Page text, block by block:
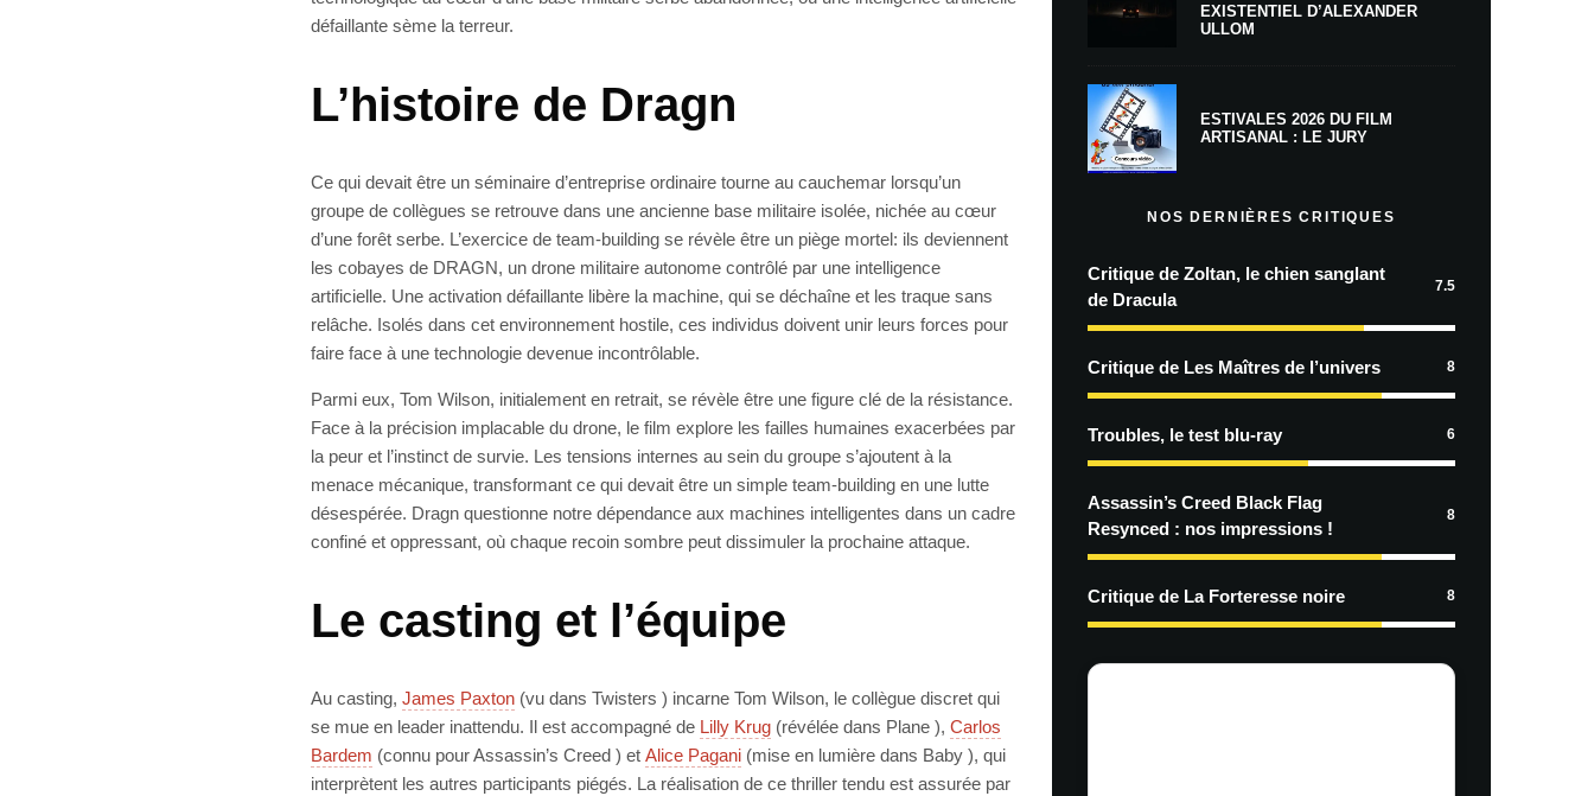
défaillante sème la terreur.
L’histoire de Dragn
Ce qui devait être un séminaire d’entreprise ordinaire tourne au cauchemar lorsqu’un
groupe de collègues se retrouve dans une ancienne base militaire isolée, nichée au cœur
d’une forêt serbe. L’exercice de team-building se révèle être un piège mortel: ils deviennent
les cobayes de DRAGN, un drone militaire autonome contrôlé par une intelligence
artificielle. Une activation défaillante libère la machine, qui se déchaîne et les traque sans
relâche. Isolés dans cet environnement hostile, ces individus doivent unir leurs forces pour
faire face à une technologie devenue incontrôlable.
Parmi eux, Tom Wilson, initialement en retrait, se révèle être une figure clé de la résistance.
Face à la précision implacable du drone, le film explore les failles humaines exacerbées par
la peur et l’instinct de survie. Les tensions internes au sein du groupe s’ajoutent à la
menace mécanique, transformant ce qui devait être un simple team-building en une lutte
désespérée. Dragn questionne notre dépendance aux machines intelligentes dans un cadre
confiné et oppressant, où chaque recoin sombre peut dissimuler la prochaine attaque.
Le casting et l’équipe
Au casting, James Paxton (vu dans Twisters ) incarne Tom Wilson, le collègue discret qui
se mue en leader inattendu. Il est accompagné de Lilly Krug (révélée dans Plane ), Carlos
Bardem (connu pour Assassin’s Creed ) et Alice Pagani (mise en lumière dans Baby ), qui
interprètent les autres participants piégés. La réalisation de ce thriller tendu est assurée par
EXISTENTIEL D’ALEXANDER
ULLOM
ESTIVALES 2026 DU FILM
ARTISANAL : LE JURY
NOS DERNIÈRES CRITIQUES
Critique de Zoltan, le chien sanglant
de Dracula
7.5
Critique de Les Maîtres de l’univers 8
Troubles, le test blu-ray 6
Assassin’s Creed Black Flag
Resynced : nos impressions !
8
Critique de La Forteresse noire 8